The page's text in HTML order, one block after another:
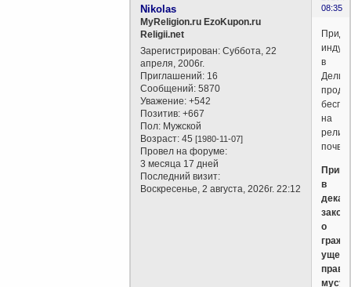
08:35
Nikolas
MyReligion.ru EzoKupon.ru
Religii.net
Зарегистрирован: Суббота, 22
апреля, 2006г.
Приглашений: 16
Сообщений: 5870
Уважение: +542
Позитив: +667
Пол: Мужской
Возраст: 45[1980-11-07]
Провел на форуме:
3 месяца 17 дней
Последний визит:
Воскресенье, 2 августа, 2026г. 22:12
в
Дели
на
почве
в
закон
о
права